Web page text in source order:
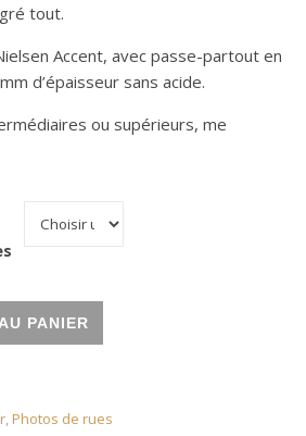
tout.
Accent, avec passe-partout en
d’épaisseur sans acide.
ou supérieurs, me
est une pause
PANIER
,Photos de rues